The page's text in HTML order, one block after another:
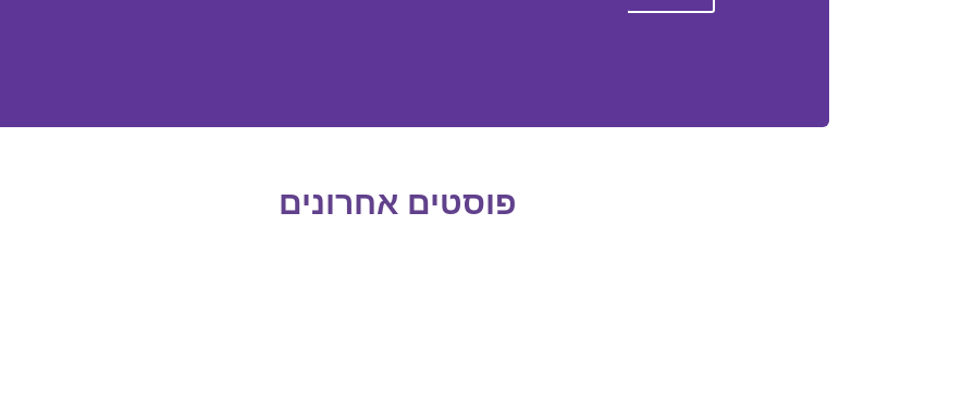
פוסטים אחרונים